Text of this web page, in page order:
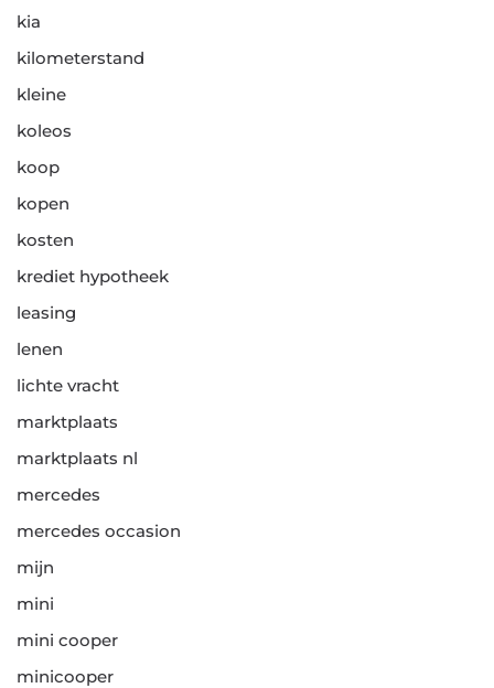
kia
kilometerstand
kleine
koleos
koop
kopen
kosten
krediet hypotheek
leasing
lenen
lichte vracht
marktplaats
marktplaats nl
mercedes
mercedes occasion
mijn
mini
mini cooper
minicooper